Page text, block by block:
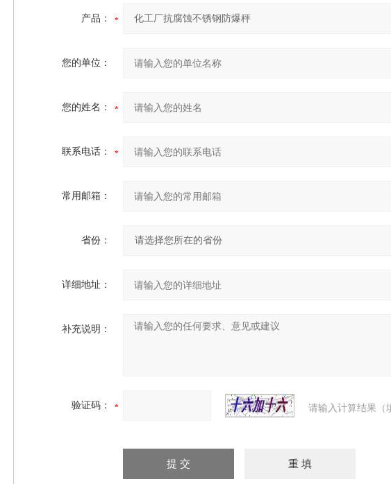
产品：
您的单位：
您的姓名：
联系电话：
常用邮箱：
省份：
详细地址：
补充说明：
验证码： 请输入计算结果（